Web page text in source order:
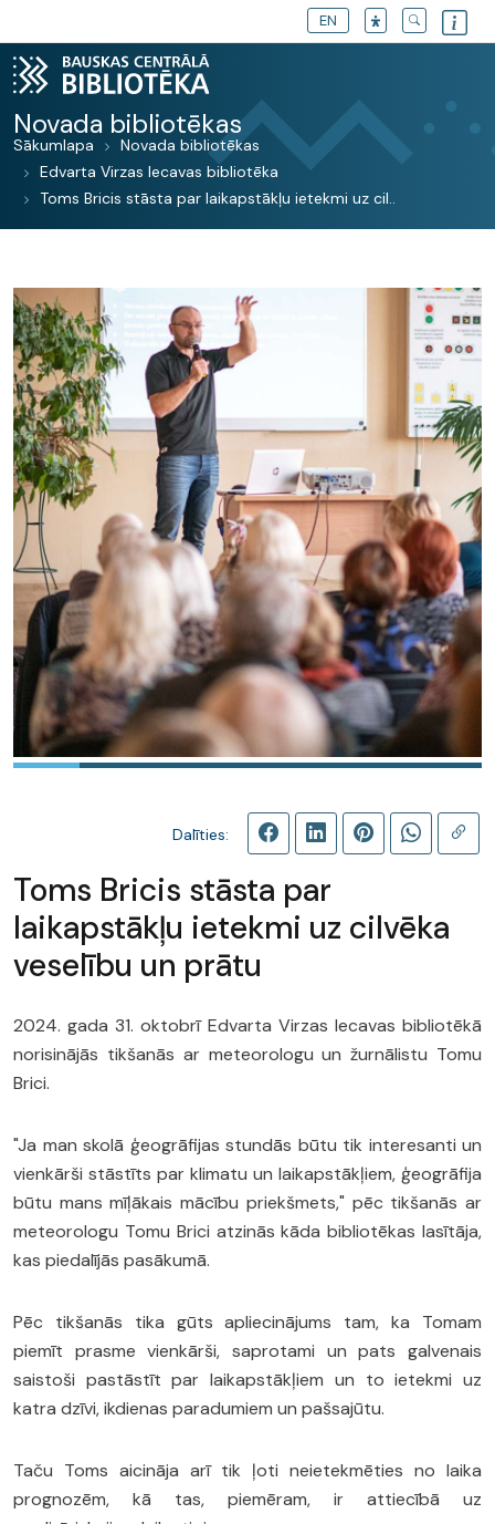
EN
Novada bibliotēkas
Sākumlapa
Novada bibliotēkas
Edvarta Virzas Iecavas bibliotēka
Toms Bricis stāsta par laikapstākļu ietekmi uz cil..
Dalīties:
Toms Bricis stāsta par
laikapstākļu ietekmi uz cilvēka
veselību un prātu
2024. gada 31. oktobrī Edvarta Virzas Iecavas bibliotēkā
norisinājās tikšanās ar meteorologu un žurnālistu Tomu
Brici.
"Ja man skolā ģeogrāfijas stundās būtu tik interesanti un
vienkārši stāstīts par klimatu un laikapstākļiem, ģeogrāfija
būtu mans mīļākais mācību priekšmets," pēc tikšanās ar
meteorologu Tomu Brici atzinās kāda bibliotēkas lasītāja,
kas piedalījās pasākumā.
Pēc tikšanās tika gūts apliecinājums tam, ka Tomam
piemīt prasme vienkārši, saprotami un pats galvenais
saistoši pastāstīt par laikapstākļiem un to ietekmi uz
katra dzīvi, ikdienas paradumiem un pašsajūtu.
Taču Toms aicināja arī tik ļoti neietekmēties no laika
prognozēm, kā tas, piemēram, ir attiecībā uz